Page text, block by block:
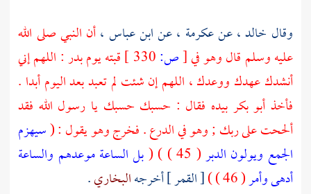
وقال خالد ،عنعكرمة ،عنابن عباس ،أن النبي صلى الله
عليه وسلم قال وهو في[ص: قبته يومبدر: اللهم إني
أنشدك عهدك ووعدك ، اللهم إن شئت لم تعبد بعد اليوم أبدا .
فأخذ أبو بكربيده فقال : حسبك حسبك يا رسول الله فقد
ألححت على ربك ; وهو في الدرع . فخرج وهو يقول : (سيهزم
الجمع ويولون الدبر( 45 ) ) (
بل الساعة موعدهم والساعة
أدهى وأمر( 46 ) ) [ القمر ] أخرجهالبخاري.